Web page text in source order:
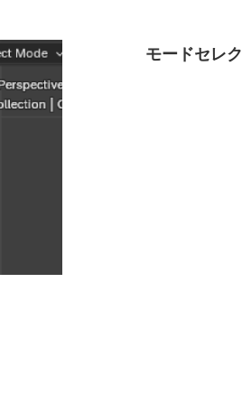
モードセレ